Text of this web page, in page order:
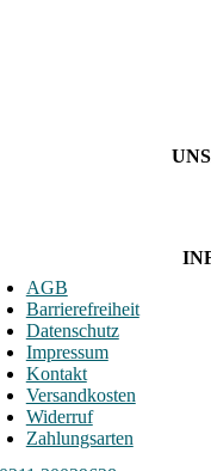
AGB
Barrierefreiheit
Datenschutz
Impressum
Kontakt
Versandkosten
Widerruf
Zahlungsarten